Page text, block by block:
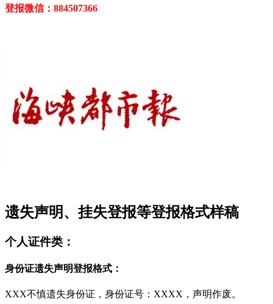
登报微信：884507366
遗失声明、挂失登报等登报格式样稿
个人证件类：
身份证遗失声明登报格式：
XXX不慎遗失身份证，身份证号：XXXX，声明作废。